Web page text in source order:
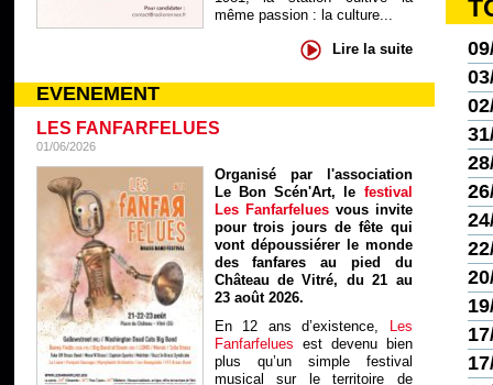
même passion : la culture...
Lire la suite
EVENEMENT
LES FANFARFELUES
01/06/2026
Organisé par l'association
Le Bon Scén'Art, le festival
Les Fanfarfelues vous invite
pour trois jours de fête qui
vont dépoussiérer le monde
des fanfares au pied du
Château de Vitré, du 21 au
23 août 2026.
En 12 ans d’existence, Les
Fanfarfelues est devenu bien
plus qu’un simple festival
musical sur le territoire de